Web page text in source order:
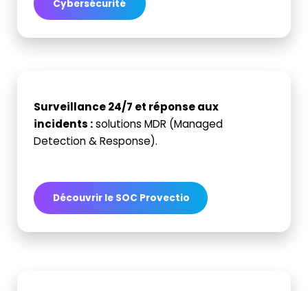
Cybersécurité
Surveillance 24/7 et réponse aux
incidents : solutions MDR (Managed
Detection & Response).
Découvrir le SOC Provectio